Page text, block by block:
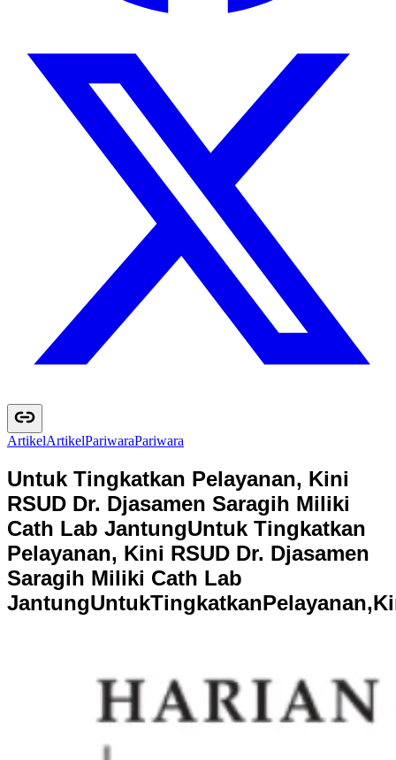
ArtikelArtikelPariwaraPariwara
Untuk Tingkatkan Pelayanan, Kini
RSUD Dr. Djasamen Saragih Miliki
Cath Lab JantungUntuk Tingkatkan
Pelayanan, Kini RSUD Dr. Djasamen
Saragih Miliki Cath Lab
JantungUntukTingkatkanPelayanan,Ki